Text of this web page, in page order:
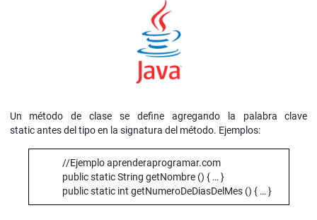
Un método de clase se define agregando la palabra clave
static antes del tipo en la signatura del método. Ejemplos:
//Ejemplo aprenderaprogramar.com
public static String getNombre () { … }
public static int getNumeroDeDiasDelMes () { … }